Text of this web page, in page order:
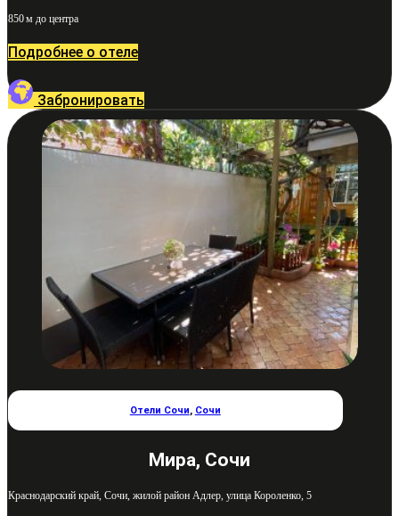
850 м до центра
Подробнее о отеле
Забронировать
Отели Сочи, Сочи
Мира, Сочи
Краснодарский край, Сочи, жилой район Адлер, улица Короленко, 5